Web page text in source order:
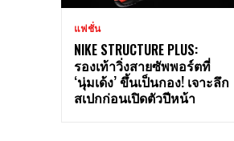
แฟชั่น
NIKE STRUCTURE PLUS:
รองเท้าวิ่งสายซัพพอร์ตที่
‘นุ่มเด้ง’ ขึ้นเป็นกอง! เจาะลึก
สเปกก่อนเปิดตัวปีหน้า